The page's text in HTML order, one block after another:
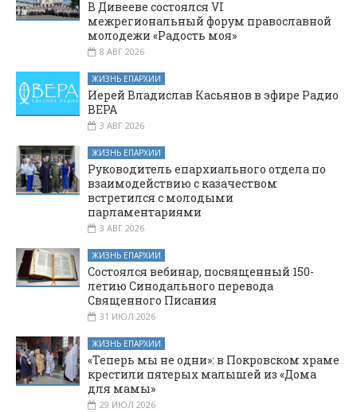
В Дивееве состоялся VI
межрегиональный форум православной
молодежи «Радость моя»
8 АВГ 2026
ЖИЗНЬ ЕПАРХИИ
Иерей Владислав Касьянов в эфире Радио
ВЕРА
3 АВГ 2026
ЖИЗНЬ ЕПАРХИИ
Руководитель епархиального отдела по
взаимодействию с казачеством
встретился с молодыми
парламентариями
3 АВГ 2026
ЖИЗНЬ ЕПАРХИИ
Состоялся вебинар, посвященный 150-
летию Синодального перевода
Священного Писания
31 ИЮЛ 2026
ЖИЗНЬ ЕПАРХИИ
«Теперь мы не одни»: в Покровском храме
крестили пятерых малышей из «Дома
для мамы»
29 ИЮЛ 2026